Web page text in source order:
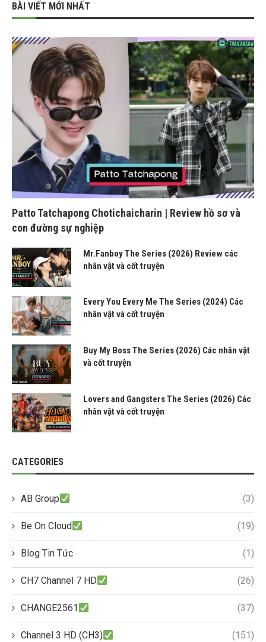
BÀI VIẾT MỚI NHẤT
Patto Tatchapong Chotichaicharin | Review hồ sơ và
con đường sự nghiệp
Mr.Fanboy The Series (2026) Review các
nhân vật và cốt truyện
Every You Every Me The Series (2024) Các
nhân vật và cốt truyện
Buy My Boss The Series (2026) Các nhân vật
và cốt truyện
Lovers and Gangsters The Series (2026) Các
nhân vật và cốt truyện
CATEGORIES
AB Group (3)
Be On Cloud (19)
Blog Tin Tức (1)
CH7 Channel 7 HD (26)
CHANGE2561 (37)
Channel 3 HD (CH3) (151)